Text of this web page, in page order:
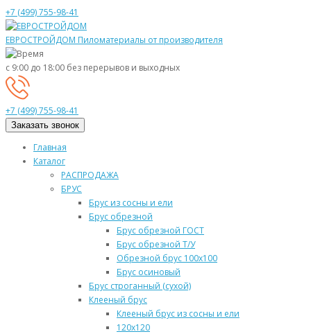
+7 (499) 755-98-41
ЕВРОСТРОЙДОМ Пиломатериалы от производителя
с 9:00 до 18:00 без перерывов и выходных
+7 (499) 755-98-41
Заказать звонок
Главная
Каталог
РАСПРОДАЖА
БРУС
Брус из сосны и ели
Брус обрезной
Брус обрезной ГОСТ
Брус обрезной Т/У
Обрезной брус 100х100
Брус осиновый
Брус строганный (сухой)
Клееный брус
Клееный брус из сосны и ели
120х120